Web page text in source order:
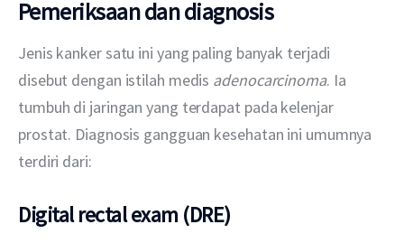
Pemeriksaan dan diagnosis
Jenis kanker satu ini yang paling banyak terjadi
disebut dengan istilah medis adenocarcinoma. Ia
tumbuh di jaringan yang terdapat pada kelenjar
prostat. Diagnosis gangguan kesehatan ini umumnya
terdiri dari:
Digital rectal exam (DRE)